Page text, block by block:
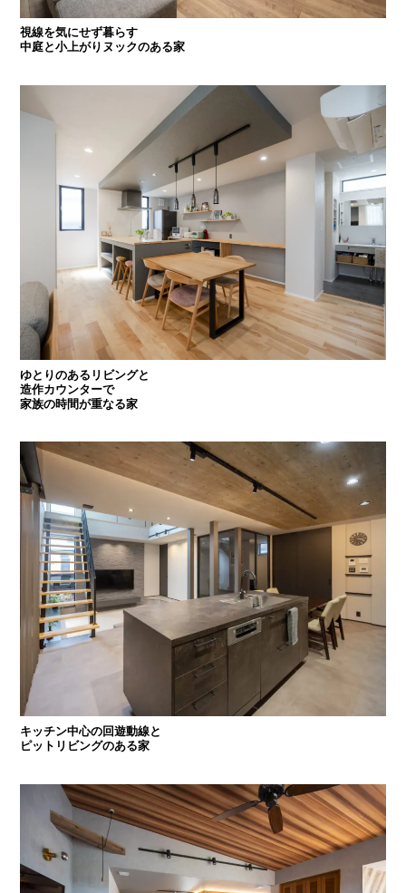
視線を気にせず暮らす
中庭と小上がりヌックのある家
ゆとりのあるリビングと
造作カウンターで
家族の時間が重なる家
キッチン中心の回遊動線と
ピットリビングのある家